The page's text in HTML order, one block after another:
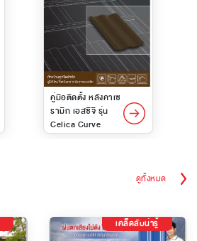
คู่มือติดตั้ง หลังคาเซ
รามิก เอสซีจี รุ่น
Celica Curve
ดูทั้งหมด
เคล็ดลับน่ารู้